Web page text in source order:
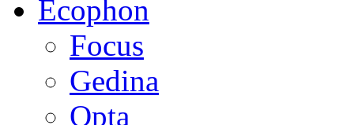
Ecophon
Focus
Gedina
Opta